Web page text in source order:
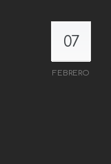
07
FEBRERO